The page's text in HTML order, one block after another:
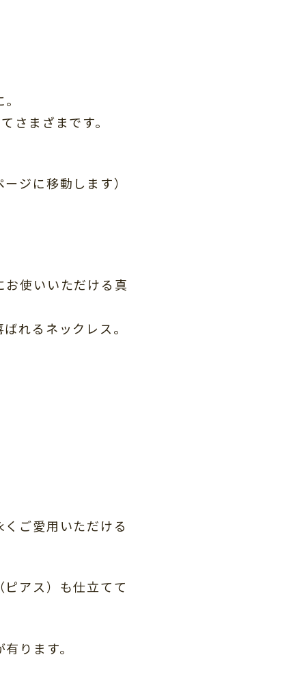
さまざまです。
ジに移動します）
使いいただける真
れるネックレス。
ご愛用いただける
アス）も仕立てて
ります。